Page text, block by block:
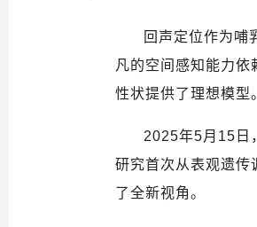
回声定位作为哺
凡的空间感知能力
性状提供了理想模型
2025年5月 15 日
研究首次从表观遗传
了全新视角。